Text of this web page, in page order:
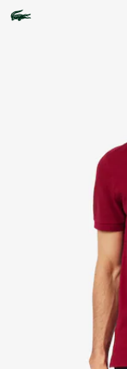
d’images
produit